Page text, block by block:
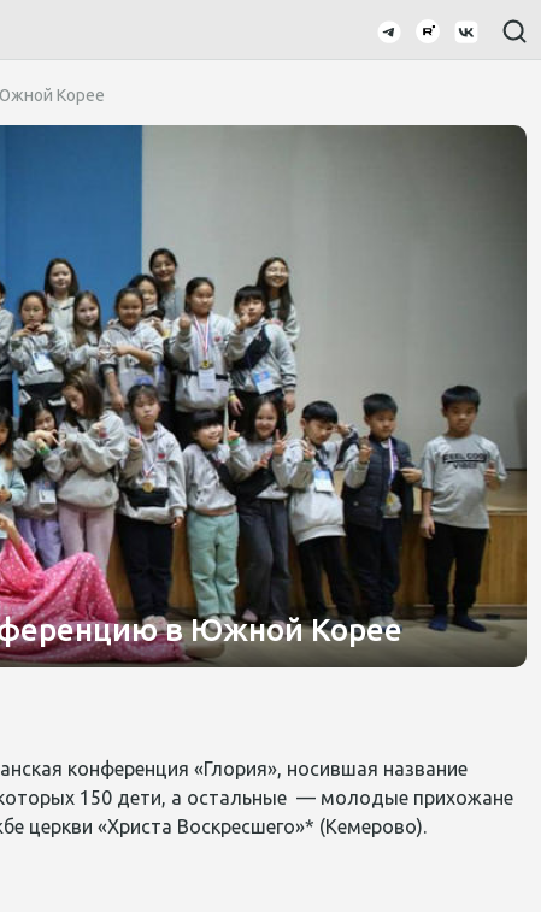
Корее
в Южной Корее
конференция «Глория», носившая название
150 дети, а остальные — молодые прихожане
церкви «Христа Воскресшего»* (Кемерово).